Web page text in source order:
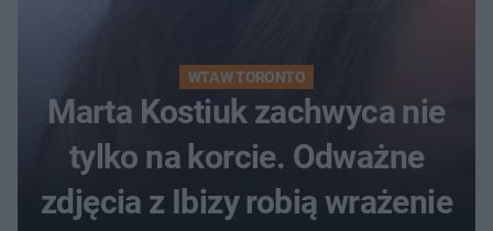
WTA W TORONTO
Marta Kostiuk zachwyca nie
tylko na korcie. Odważne
zdjęcia z Ibizy robią wrażenie